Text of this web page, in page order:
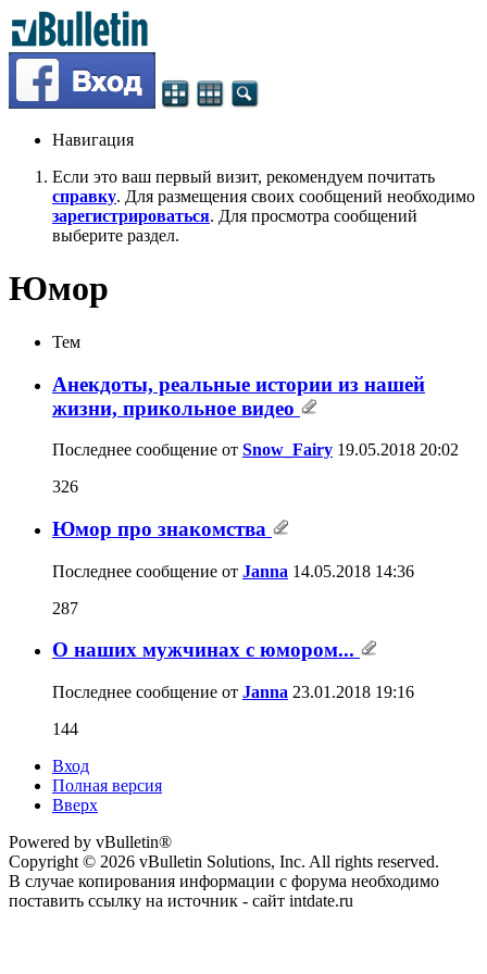
Навигация
Если это ваш первый визит, рекомендуем почитать
справку. Для размещения своих сообщений необходимо
зарегистрироваться. Для просмотра сообщений
выберите раздел.
Юмор
Тем
Анекдоты, реальные истории из нашей
жизни, прикольное видео
Последнее сообщение от Snow_Fairy 19.05.2018 20:02
326
Юмор про знакомства
Последнее сообщение от Janna 14.05.2018 14:36
287
О наших мужчинах с юмором...
Последнее сообщение от Janna 23.01.2018 19:16
144
Вход
Полная версия
Вверх
Powered by vBulletin®
Copyright © 2026 vBulletin Solutions, Inc. All rights reserved.
В случае копирования информации с форума необходимо
поставить ссылку на источник - сайт intdate.ru